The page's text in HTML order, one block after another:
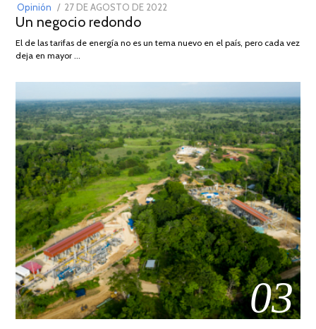
Opinión
POSTED
ON
27 DE AGOSTO DE 2022
DE
Un negocio redondo
El de las tarifas de energía no es un tema nuevo en el país, pero cada vez
deja en mayor …
03